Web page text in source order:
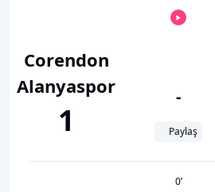
Corendon
Alanyaspor
1
-
Paylaş
0’